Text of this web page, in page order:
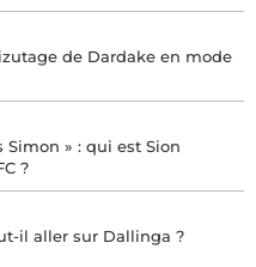
de Dardake en mode
Simon » : qui est Sion
?
il aller sur Dallinga ?